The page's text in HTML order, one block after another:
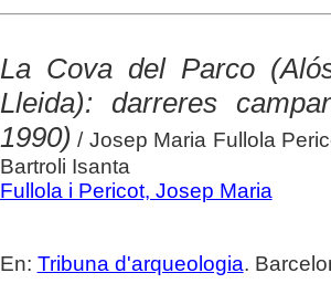
La Cova del Parco
Lleida): darreres
1990) / Josep Maria Fullola
Bartroli Isanta
Fullola i Pericot, Josep Maria
En: Tribuna d'arqueologia.